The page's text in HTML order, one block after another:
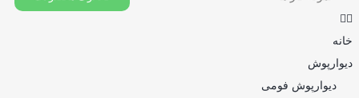
خانه
دیوارپوش
دیوارپوش فومی